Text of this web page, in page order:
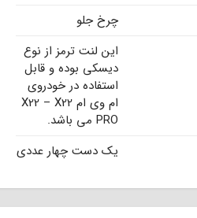
چرخ جلو
این لنت ترمز از نوع
دیسکی بوده و قابل
استفاده در خودروی
ام وی ام X22 – X22
PRO می باشد.
یک دست چهار عددی